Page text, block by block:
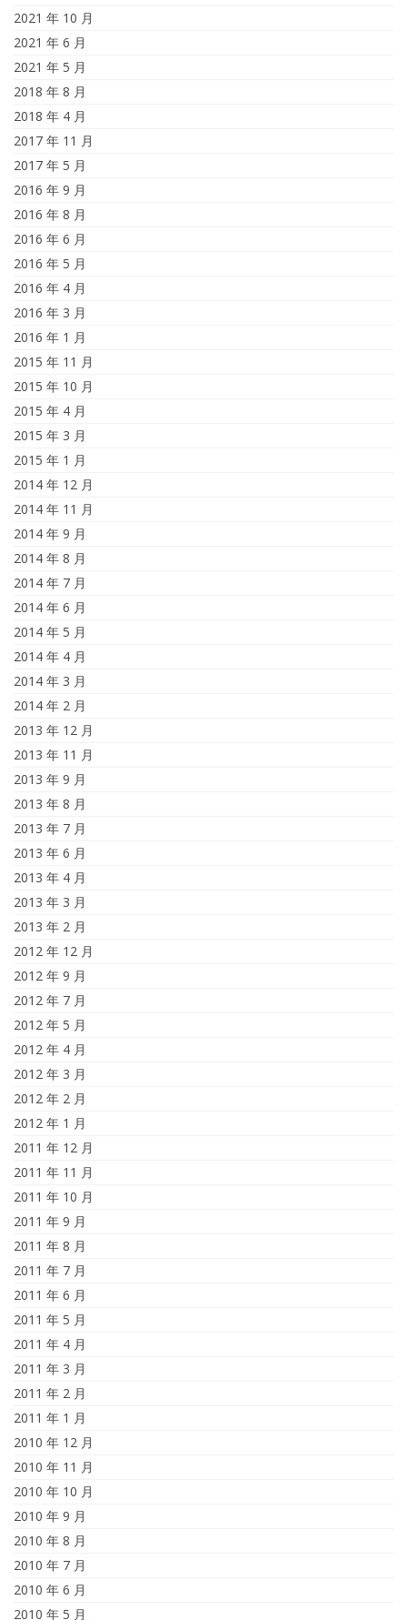
2021 年 10 月
2021 年 6 月
2021 年 5 月
2018 年 8 月
2018 年 4 月
2017 年 11 月
2017 年 5 月
2016 年 9 月
2016 年 8 月
2016 年 6 月
2016 年 5 月
2016 年 4 月
2016 年 3 月
2016 年 1 月
2015 年 11 月
2015 年 10 月
2015 年 4 月
2015 年 3 月
2015 年 1 月
2014 年 12 月
2014 年 11 月
2014 年 9 月
2014 年 8 月
2014 年 7 月
2014 年 6 月
2014 年 5 月
2014 年 4 月
2014 年 3 月
2014 年 2 月
2013 年 12 月
2013 年 11 月
2013 年 9 月
2013 年 8 月
2013 年 7 月
2013 年 6 月
2013 年 4 月
2013 年 3 月
2013 年 2 月
2012 年 12 月
2012 年 9 月
2012 年 7 月
2012 年 5 月
2012 年 4 月
2012 年 3 月
2012 年 2 月
2012 年 1 月
2011 年 12 月
2011 年 11 月
2011 年 10 月
2011 年 9 月
2011 年 8 月
2011 年 7 月
2011 年 6 月
2011 年 5 月
2011 年 4 月
2011 年 3 月
2011 年 2 月
2011 年 1 月
2010 年 12 月
2010 年 11 月
2010 年 10 月
2010 年 9 月
2010 年 8 月
2010 年 7 月
2010 年 6 月
2010 年 5 月